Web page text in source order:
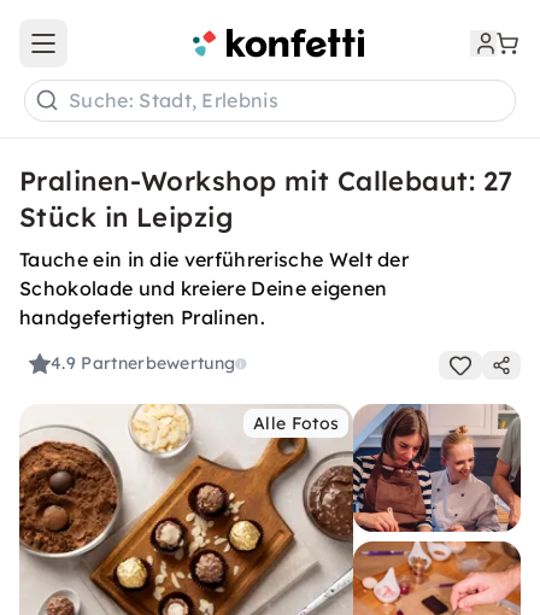
Open main menu
Suche: Stadt, Erlebnis
Pralinen-Workshop mit Callebaut: 27
Stück in Leipzig
Tauche ein in die verführerische Welt der
Schokolade und kreiere Deine eigenen
handgefertigten Pralinen.
4.9 Partnerbewertung
Alle Fotos